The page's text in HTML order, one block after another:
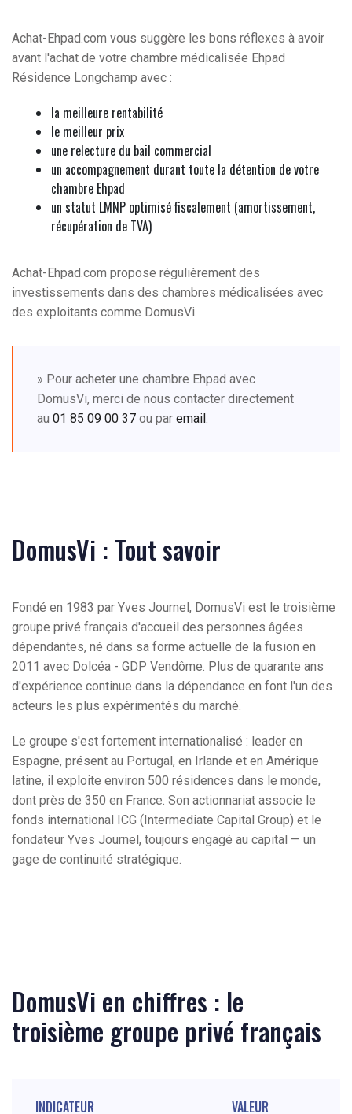
Achat-Ehpad.com vous suggère les bons réflexes à avoir
avant l'achat de votre chambre médicalisée Ehpad
Résidence Longchamp avec :
la meilleure rentabilité
le meilleur prix
une relecture du bail commercial
un accompagnement durant toute la détention de votre
chambre Ehpad
un statut LMNP optimisé fiscalement (amortissement,
récupération de TVA)
Achat-Ehpad.com propose régulièrement des
investissements dans des chambres médicalisées avec
des exploitants comme DomusVi.
» Pour acheter une chambre Ehpad avec
DomusVi, merci de nous contacter directement
au 01 85 09 00 37 ou par email.
DomusVi : Tout savoir
Fondé en 1983 par Yves Journel, DomusVi est le troisième
groupe privé français d'accueil des personnes âgées
dépendantes, né dans sa forme actuelle de la fusion en
2011 avec Dolcéa - GDP Vendôme. Plus de quarante ans
d'expérience continue dans la dépendance en font l'un des
acteurs les plus expérimentés du marché.
Le groupe s'est fortement internationalisé : leader en
Espagne, présent au Portugal, en Irlande et en Amérique
latine, il exploite environ 500 résidences dans le monde,
dont près de 350 en France. Son actionnariat associe le
fonds international ICG (Intermediate Capital Group) et le
fondateur Yves Journel, toujours engagé au capital — un
gage de continuité stratégique.
DomusVi en chiffres : le
troisième groupe privé français
INDICATEUR
VALEUR